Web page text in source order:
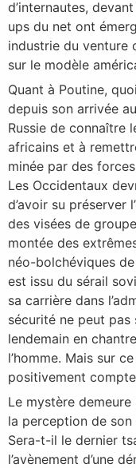
d’internautes,
ups du net ont
industrie du venture
sur le modèle
Quant à Poutine,
depuis son arrivée
Russie de connaître
africains et à
minée par des
Les Occidentaux
d’avoir su préserver
des visées de
montée des
néo-bolchéviques
est issu du sérail
sa carrière dans
sécurité ne peut
lendemain en
l’homme. Mais sur
positivement
Le mystère
la perception de son
Sera-t-il le dernier
l’avènement d’une